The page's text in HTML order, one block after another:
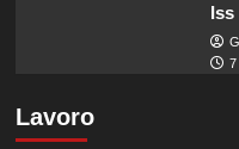
Iss
7
Lavoro